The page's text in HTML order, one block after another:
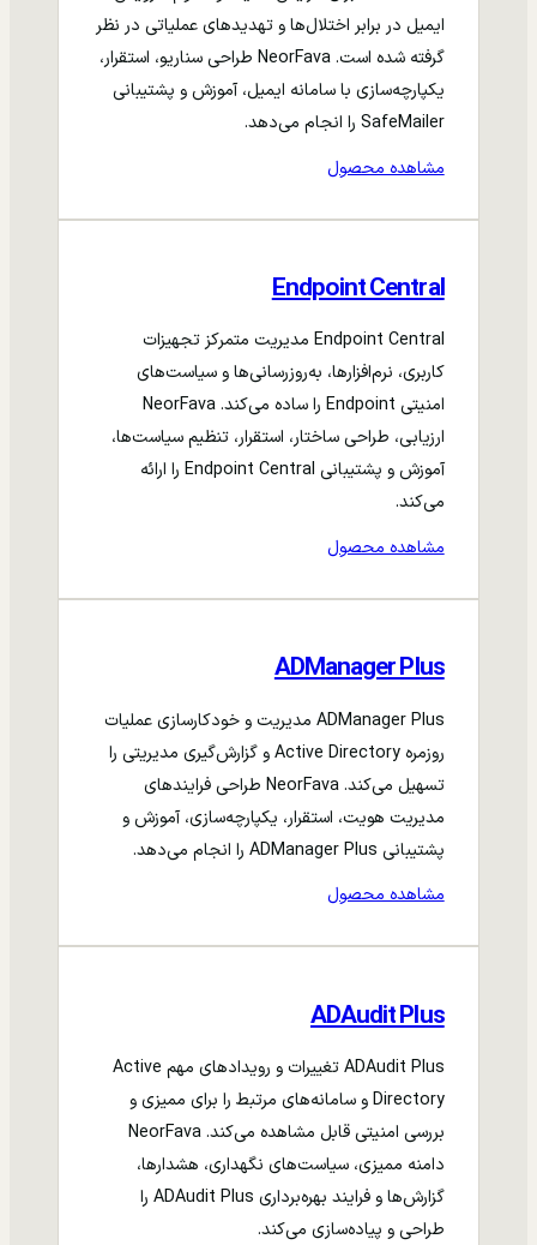
ایمیل در برابر اختلال‌ها و تهدیدهای عملیاتی در نظر
گرفته شده است. NeorFava طراحی سناریو، استقرار،
یکپارچه‌سازی با سامانه ایمیل، آموزش و پشتیبانی
SafeMailer را انجام می‌دهد.
مشاهده محصول
Endpoint Central
Endpoint Central مدیریت متمرکز تجهیزات
کاربری، نرم‌افزارها، به‌روزرسانی‌ها و سیاست‌های
امنیتی Endpoint را ساده می‌کند. NeorFava
ارزیابی، طراحی ساختار، استقرار، تنظیم سیاست‌ها،
آموزش و پشتیبانی Endpoint Central را ارائه
می‌کند.
مشاهده محصول
ADManager Plus
ADManager Plus مدیریت و خودکارسازی عملیات
روزمره Active Directory و گزارش‌گیری مدیریتی را
تسهیل می‌کند. NeorFava طراحی فرایندهای
مدیریت هویت، استقرار، یکپارچه‌سازی، آموزش و
پشتیبانی ADManager Plus را انجام می‌دهد.
مشاهده محصول
ADAudit Plus
ADAudit Plus تغییرات و رویدادهای مهم Active
Directory و سامانه‌های مرتبط را برای ممیزی و
بررسی امنیتی قابل مشاهده می‌کند. NeorFava
دامنه ممیزی، سیاست‌های نگهداری، هشدارها،
گزارش‌ها و فرایند بهره‌برداری ADAudit Plus را
طراحی و پیاده‌سازی می‌کند.